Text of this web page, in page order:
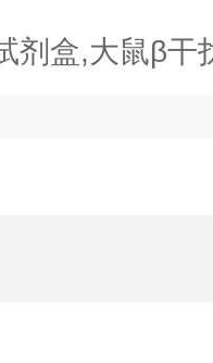
盒,大鼠β干扰素（